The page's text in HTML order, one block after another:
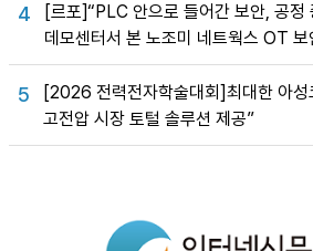
4
[르포]“PLC 안으로 들어간 보안, 공정
데모센터서 본 노조미 네트웍스 OT 보
5
[2026 전력전자학술대회]최대한 아
고전압 시장 토털 솔루션 제공”